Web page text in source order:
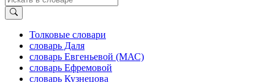
Толковые словари
словарь Даля
словарь Евгеньевой (МАС)
словарь Ефремовой
словарь Кузнецова